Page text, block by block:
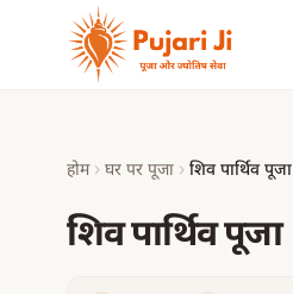
मुख्य सामग्री पर जाएं
होम › घर पर पूजा › शिव पार्थिव पूजा
शिव पार्थिव पूजा